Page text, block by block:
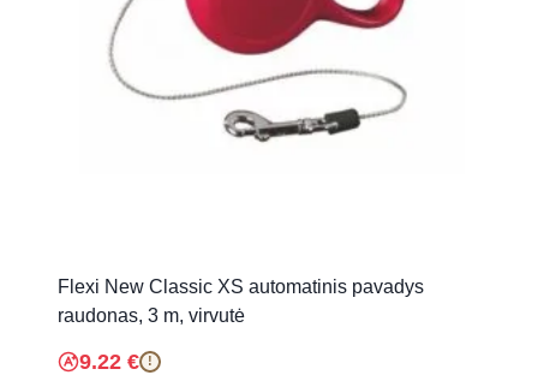
Flexi New Classic XS automatinis pavadys
raudonas, 3 m, virvutė
9.22 € !